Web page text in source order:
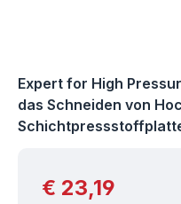
Expert for High
das Schneiden von
Regulärer Preis:
€ 23,19